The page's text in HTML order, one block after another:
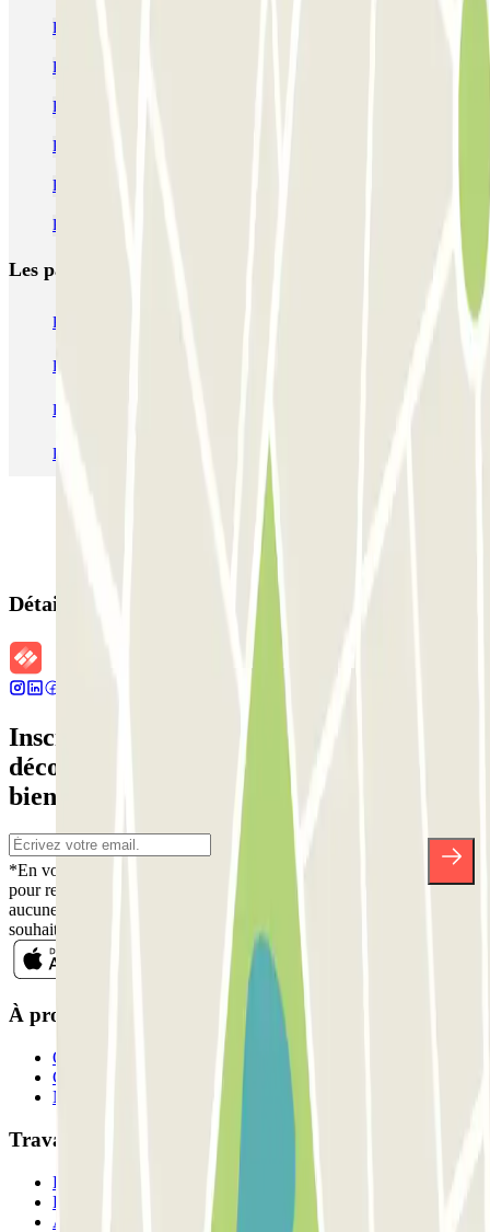
Parking Gare Lille Europe | Compararez des tarifs | Parclick
Parking Stade Pierre Mauroy | Réservation parking
Parking Lille Grand Palais pas cher
Parking Zénith Lille pas cher
Parking Lille Flandres (Gare) pas cher | Parclick
Parking Vieux Lille (centre-ville) pas cher | Parclick
Les parkings les
Parking Paris
Parking Charles de Gaulle - Roissy Aeroport
Parking Aéroport Roland Garros La Réunion P4 Longue Durée
Parking Aéroport Barcelone Parking Aéroport Beauvais
Détails de la réservation
Inscrivez-vous à notre newsletter et
découvrez des réductions, des concours et
bien d'autres surprises.
*En vous inscrivant, vous acceptez notre politique de confidentialité
pour recevoir des communications commerciales de Parclick. Sans
aucune obligation, vous pouvez vous désinscrire quand vous le
souhaitez dans la même newsletter.
À propos de Parclick
Qui sommes-nous ?
Comment ça marche?
Nos parkings
Travaillons ensemble?
Professionnels
Fournisseur de parking
Affiliés